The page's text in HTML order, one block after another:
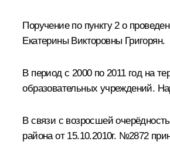
Поручение по пункту 2 о
Екатерины Викторовны Григорян.
В период с 2000 по 2011 год на
образовательных учреждений.
В связи с возросшей
района от 15.10.2010г. №2872